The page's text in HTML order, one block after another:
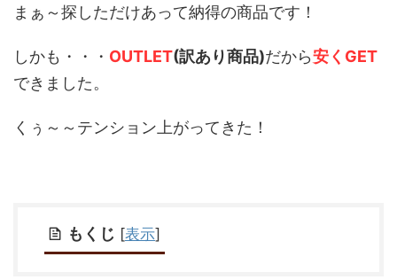
まぁ～探しただけあって納得の商品です！
しかも・・・ OUTLET(訳あり商品)だから安くGET
できました。
くぅ～～テンション上がってきた！
もくじ [表示]